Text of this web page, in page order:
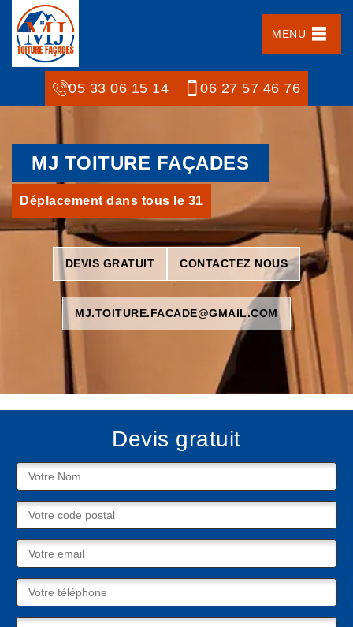
MENU
05 33 06 15 14 06 27 57 46 76
MJ TOITURE FAÇADES
Déplacement dans tous le 31
DEVIS GRATUIT CONTACTEZ NOUS
MJ.TOITURE.FACADE@GMAIL.COM
Devis gratuit